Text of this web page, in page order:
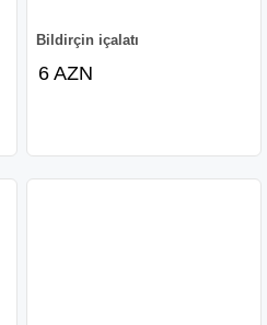
Bildirçin içalatı
6 AZN